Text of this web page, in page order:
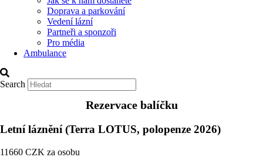
Doprava a parkování
Vedení lázní
Partneři a sponzoři
Pro média
Ambulance
Search
Rezervace balíčku
Letní láznění (Terra LOTUS, polopenze 2026)
11660 CZK za osobu